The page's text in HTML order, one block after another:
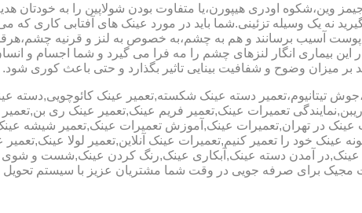
وین،شکوه اودری هیپورن،یا متفاوت بودن شولاپین را به خودتان
نه یک وسیله تزئینی.شما باید در مورد عینک های آفتابی کاری که می
آسیب برسانند و هم به چشم،به خصوص به لنز و قرنیه
این بیماری انگار لنزهای چشم را مه فرا می گیرد و شما اجسام
میزان وضوح و شفافیت بینایی تاثیر بگذارد و حتی باعث کوری شود.
تیتانیوم،تعمیر دسته عینک شکسته,تعمیر عینک
تعمیرات عینک,تعمیر فریم عینک,تعمیر عینک ری
عینک در تهران,تعمیرات عینک,آموزش تعمیرات عینک,تعمیر شیشه
عینک خود را تعمیر کنیم,تعمیرات عینک آنلاین,تعمیر لولا
آمدن دسته عینک,آبکاری عینک,رنگ کردن عینک,شست و
مجیک برای صرفه جویی در وقت شما مشتریان عزیز با سیستم